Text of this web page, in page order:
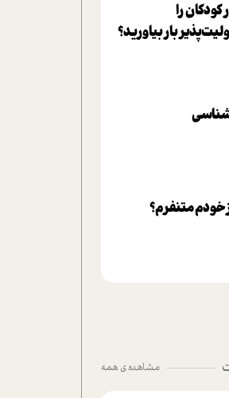
را
بار بیاورید؟
خودم متنفرم؟
مشاهده ی همه